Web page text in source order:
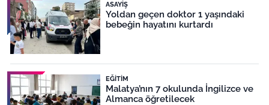
ASAYIŞ
Yoldan geçen doktor 1 yaşındaki
bebeğin hayatını kurtardı
EĞITIM
Malatya’nın 7 okulunda İngilizce ve
Almanca öğretilecek